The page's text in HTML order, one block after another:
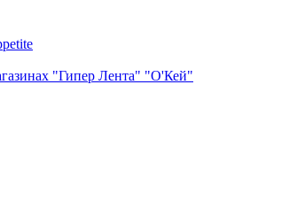
"Гипер Лента" "О'Кей"